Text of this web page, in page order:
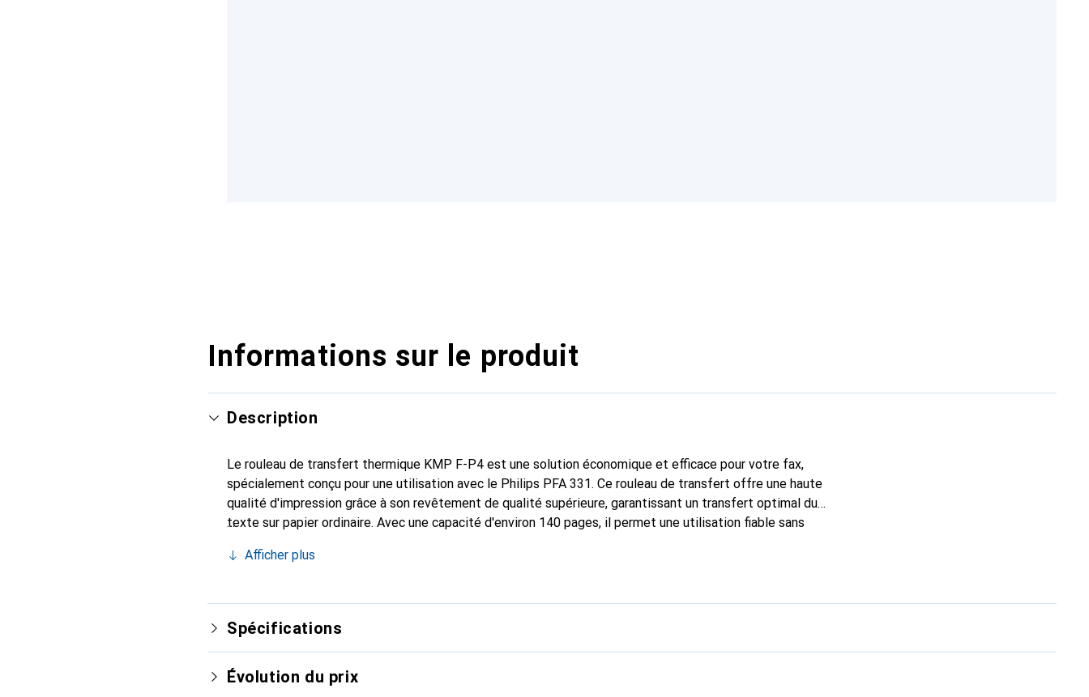
Informations sur le produit
Description
Le rouleau de transfert thermique KMP F-P4 est une solution économique et efficace pour votre fax,
spécialement conçu pour une utilisation avec le Philips PFA 331. Ce rouleau de transfert offre une haute
qualité d'impression grâce à son revêtement de qualité supérieure, garantissant un transfert optimal du
texte sur papier ordinaire. Avec une capacité d'environ 140 pages, il permet une utilisation fiable sans
son installation. L'encre noire assure des impressions claires et précises, adaptées aux applications
l'importance à la qualité et à l'économie.
Afficher plus
Spécifications
Évolution du prix